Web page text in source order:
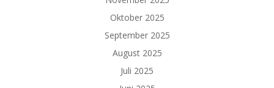
Oktober 2025
September 2025
August 2025
Juli 2025